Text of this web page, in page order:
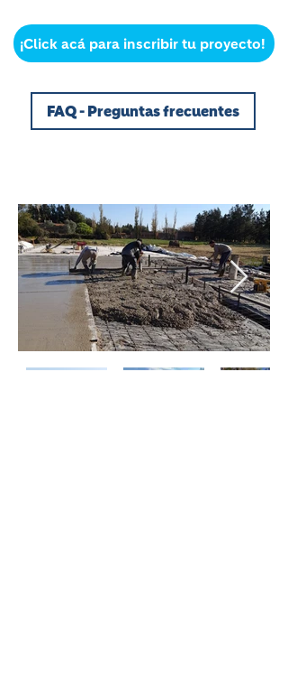
¡Click acá para inscribir tu proyecto!
FAQ - Preguntas frecuentes